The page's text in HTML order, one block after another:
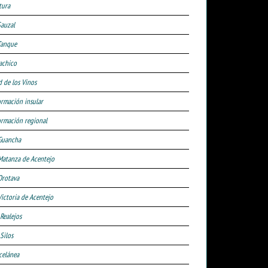
de los Vinos
insular
regional
de Acentejo
de Acentejo